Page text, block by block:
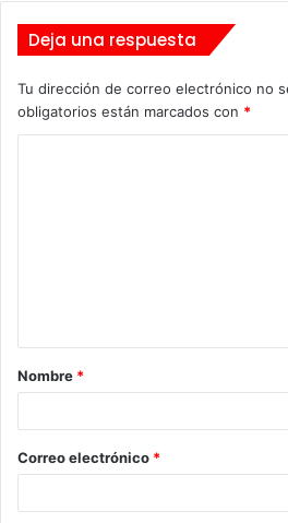
Deja una respuesta
Tu dirección de correo electrónico no
obligatorios están marcados con *
a
r
*
Nombre *
Correo electrónico *